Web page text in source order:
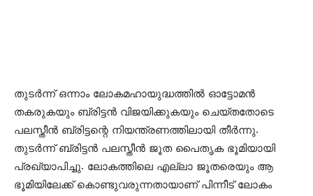
തുടര്‍ന്ന് ഒന്നാം ലോകമഹായുദ്ധത്തില്‍ ഓട്ടോമന്‍
തകരുകയും ബ്രിട്ടന്‍ വിജയിക്കുകയും ചെയ്തതോടെ
പലസ്തീന്‍ ബ്രിട്ടന്റെ നിയന്ത്രണത്തിലായി തീര്‍ന്നു.
തുടര്‍ന്ന് ബ്രിട്ടന്‍ പലസ്തീന്‍ ജൂത പൈതൃക ഭൂമിയായി
പ്രഖ്യാപിച്ചു. ലോകത്തിലെ എല്ലാ ജൂതരെയും ആ
ഭൂമിയിലേക്ക് കൊണ്ടുവരുന്നതായാണ് പിന്നീട് ലോകം